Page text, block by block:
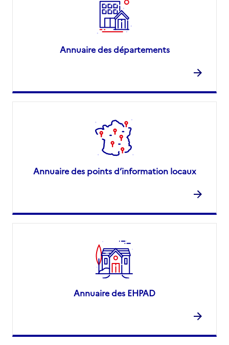
Annuaire des départements
Annuaire des points d’information locaux
Annuaire des EHPAD